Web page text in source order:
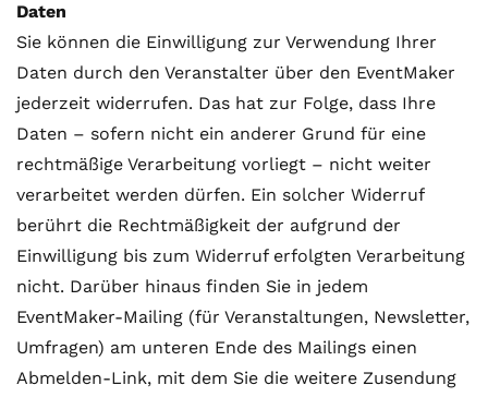
Daten
Sie können die Einwilligung zur Verwendung Ihrer
Daten durch den Veranstalter über den EventMaker
jederzeit widerrufen. Das hat zur Folge, dass Ihre
Daten – sofern nicht ein anderer Grund für eine
rechtmäßige Verarbeitung vorliegt – nicht weiter
verarbeitet werden dürfen. Ein solcher Widerruf
berührt die Rechtmäßigkeit der aufgrund der
Einwilligung bis zum Widerruf erfolgten Verarbeitung
nicht. Darüber hinaus finden Sie in jedem
EventMaker-Mailing (für Veranstaltungen, Newsletter,
Umfragen) am unteren Ende des Mailings einen
Abmelden-Link, mit dem Sie die weitere Zusendung